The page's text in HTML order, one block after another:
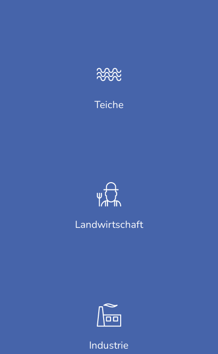
Teiche
Landwirtschaft
Industrie